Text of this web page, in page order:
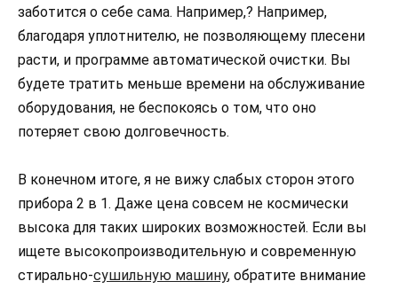
заботится о себе сама. Например,? Например,
благодаря уплотнителю, не позволяющему плесени
расти, и программе автоматической очистки. Вы
будете тратить меньше времени на обслуживание
оборудования, не беспокоясь о том, что оно
потеряет свою долговечность.
В конечном итоге, я не вижу слабых сторон этого
прибора 2 в 1. Даже цена совсем не космически
высока для таких широких возможностей. Если вы
ищете высокопроизводительную и современную
стирально-сушильную машину, обратите внимание